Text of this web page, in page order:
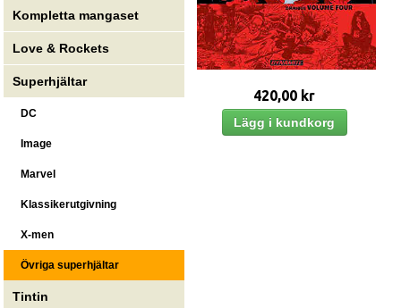
Kompletta mangaset
Love & Rockets
Superhjältar
DC
Image
Marvel
Klassikerutgivning
X-men
Övriga superhjältar
Tintin
420,00 kr